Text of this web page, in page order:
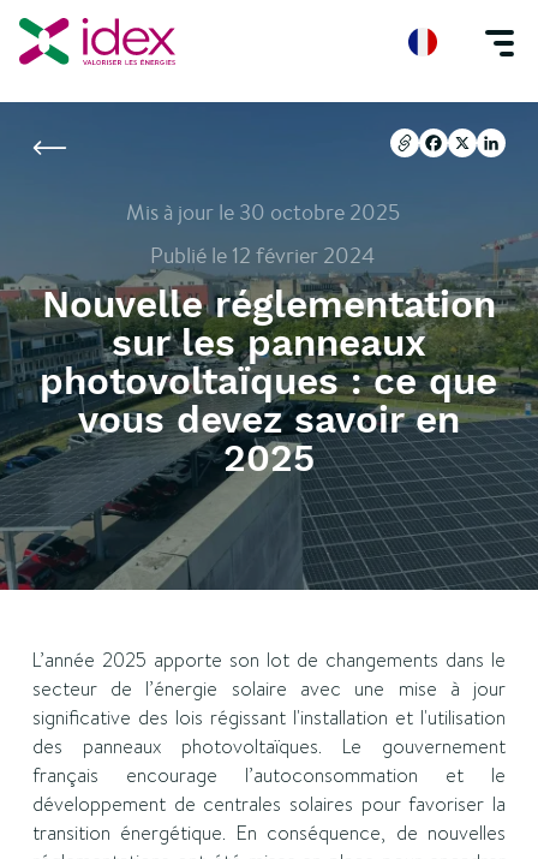
Copier l'url
Facebook
X
Mis à jour le 30 octobre 2025
Publié le 12 février 2024
Nouvelle réglementation
sur les panneaux
photovoltaïques : ce que
vous devez savoir en
2025
Copier l'url
Facebook
X
L’année 2025 apporte son lot de changements dans le
secteur de l’énergie solaire avec une mise à jour
significative des lois régissant l'installation et l'utilisation
des panneaux photovoltaïques. Le gouvernement
français encourage l’autoconsommation et le
développement de centrales solaires pour favoriser la
transition énergétique. En conséquence, de nouvelles